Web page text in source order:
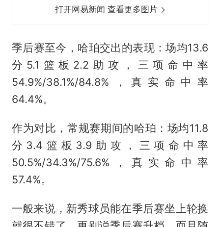
打开网易新闻 查看更多图片
季后赛至今，哈珀交出的表现：场均13.6
分5.1篮板2.2助攻，三项命中率
54.9%/38.1%/84.8%，真实命中率
64.4%。
作为对比，常规赛期间的哈珀：场均11.8
分3.4篮板3.9助攻，三项命中率
50.5%/34.3%/75.6%，真实命中率
57.4%。
一般来说，新秀球员能在季后赛坐上轮换